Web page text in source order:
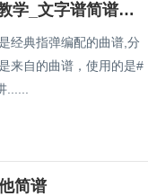
一个手指学会陶喆的找自己吉他谱_吉他弹唱教学_文字谱简谱歌词
经典指弹编配的曲谱,分
来自的曲谱，使用的是#
简谱